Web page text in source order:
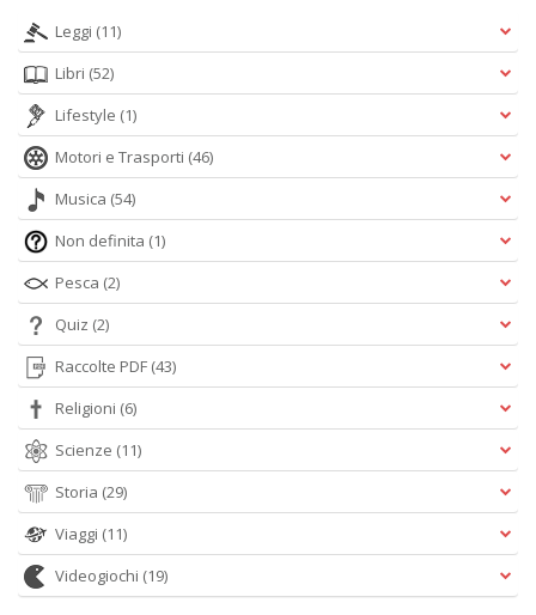
Leggi (11)
Libri (52)
Lifestyle (1)
Motori e Trasporti (46)
Musica (54)
Non definita (1)
Pesca (2)
Quiz (2)
Raccolte PDF (43)
Religioni (6)
Scienze (11)
Storia (29)
Viaggi (11)
Videogiochi (19)